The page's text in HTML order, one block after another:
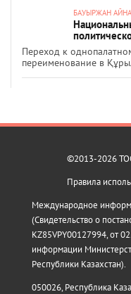
БАУЫРЖАН
Переход к
переименование в
©2013-2026
Правила
Международное
(Свидетельство о
KZ85VPY00127994, от
информации
Республики Казахстан).
050026, Республика